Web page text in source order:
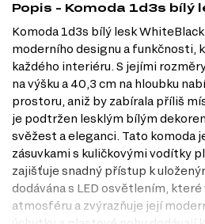
Popis - Komoda 1d3s bílý
Komoda 1d3s bílý lesk
moderního designu a funkčnosti,
každého interiéru. S jejími
na výšku a 40,3 cm na hloubku
prostoru, aniž by zabírala příliš
je podtržen lesklým bílým
svěžest a eleganci. Tato komoda
zásuvkami s kuličkovými vodítky
zajišťuje snadný přístup k
dodávána s LED osvětlením,
atmosféru a zvýrazňuje její